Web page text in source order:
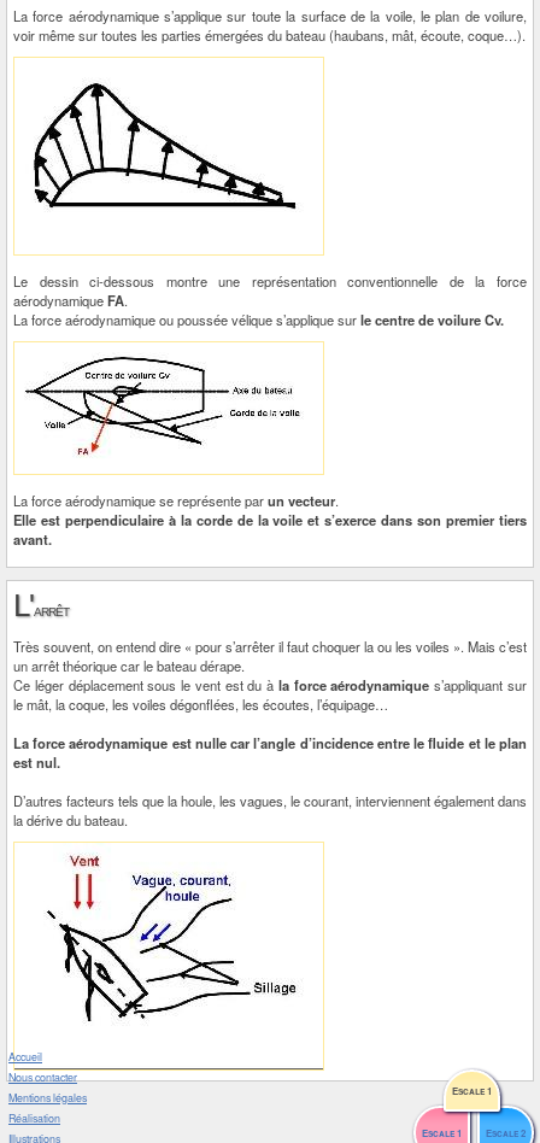
Accueil
Nous contacter
Mentions légales
Réalisation
Illustrations
La force aérodynamique s’applique sur toute la surface de la voile, le plan de voilure,
voir même sur toutes les parties émergées du bateau (haubans, mât, écoute, coque…).
Le dessin ci-dessous montre une représentation conventionnelle de la force
aérodynamiqueFA.
La force aérodynamique ou poussée vélique s’applique surle centre de voilure Cv.
La force aérodynamique se représente parun vecteur.
Elle est perpendiculaire à la corde de la voile et s’exerce dans son premier tiers
avant.
L'arrêt
Très souvent, on entend dire « pour s’arrêter il faut choquer la ou les voiles ». Mais c’est
un arrêt théorique car le bateau dérape.
Ce léger déplacement sous le vent est du à la force aérodynamiques’appliquant sur
le mât, la coque, les voiles dégonflées, les écoutes, l’équipage…
La force aérodynamique est nulle car l’angle d’incidence entre le fluide et le plan
est nul.
D’autres facteurs tels que la houle, les vagues, le courant, interviennent également dans
la dérive du bateau.
Escale 2
Escale 1
Escale 1